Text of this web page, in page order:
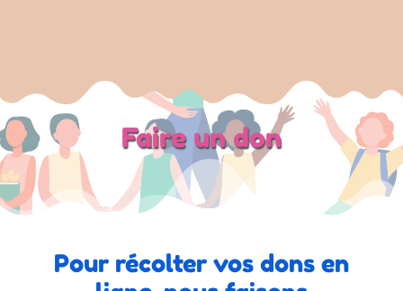
Faire un don
Pour récolter vos dons en